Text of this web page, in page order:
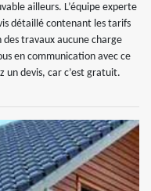
ailleurs. L’équipe experte
détaillé contenant les tarifs
des travaux aucune charge
en communication avec ce
un devis, car c’est gratuit.